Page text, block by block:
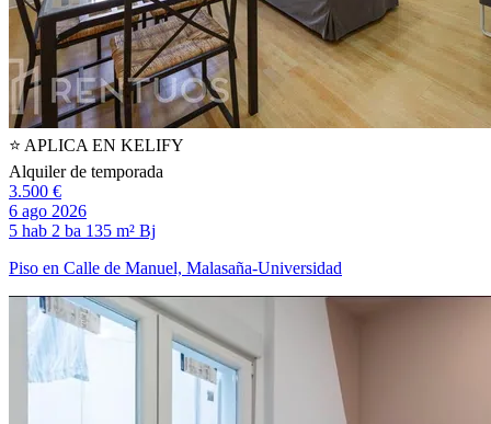
⭐️ APLICA EN KELIFY
Alquiler de temporada
3.500 €
6 ago 2026
5 hab 2 ba 135 m² Bj
Piso en Calle de Manuel, Malasaña-Universidad